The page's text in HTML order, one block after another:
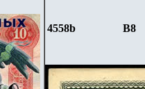
4558b B8